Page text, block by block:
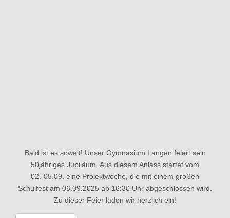
Bald ist es soweit! Unser Gymnasium Langen feiert sein
50jähriges Jubiläum. Aus diesem Anlass startet vom
02.-05.09. eine Projektwoche, die mit einem großen
Schulfest am 06.09.2025 ab 16:30 Uhr abgeschlossen wird.
Zu dieser Feier laden wir herzlich ein!